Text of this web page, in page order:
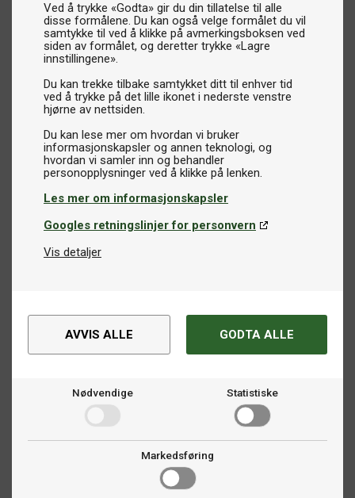
Ved å trykke «Godta» gir du din tillatelse til alle
disse formålene. Du kan også velge formålet du vil
samtykke til ved å klikke på avmerkingsboksen ved
siden av formålet, og deretter trykke «Lagre
innstillingene».
Du kan trekke tilbake samtykket ditt til enhver tid
ved å trykke på det lille ikonet i nederste venstre
hjørne av nettsiden.
Du kan lese mer om hvordan vi bruker
informasjonskapsler og annen teknologi, og
hvordan vi samler inn og behandler
Les mer om informasjonskapsler
Googles retningslinjer for personvern
Vis detaljer
AVVIS ALLE GODTA ALLE
Nødvendige Statistiske
Markedsføring